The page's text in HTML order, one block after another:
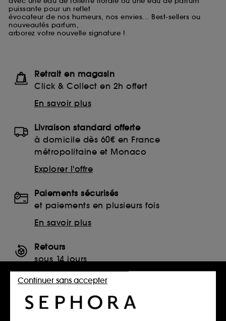
puissante pour un reflet
évocateur de nos humeurs, nos envies... Best-sellers ou
nouveautés parfum,
arborez votre nouvelle signature !
Retrait en magasin
Click & Collect en 2h offert
En savoir plus
Livraison standard offerte
à domicile dès 60€ en France
métropolitaine et Monaco
Explorer l'offre
Paiements sécurisés
et paiements en plusieurs fois
En savoir plus
Retours
sous 14 jours
Retourner mon article
SERVICES, CONTACT ET CONDITIONS DES OFFRES
Continuer sans accepter